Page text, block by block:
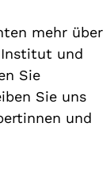
mehr über
Institut und
Sie
Sie uns
und